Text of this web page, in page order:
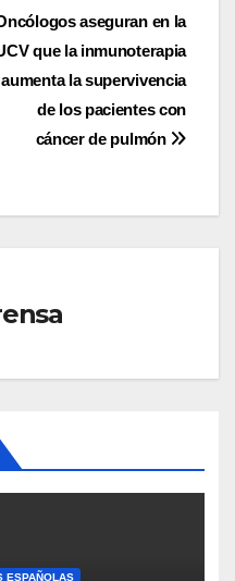
aseguran en la
que la inmunoterapia
aumenta la supervivencia
de los pacientes con
cáncer de pulmón
ESPAÑOLAS